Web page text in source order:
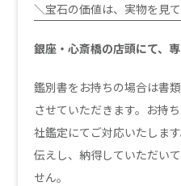
＼宝石の価値は、実物を見
銀座・心斎橋の店頭にて、
鑑別書をお持ちの場合は書
させていただきます。お持
社鑑定にてご対応いたしま
伝えし、納得していただい
せん。